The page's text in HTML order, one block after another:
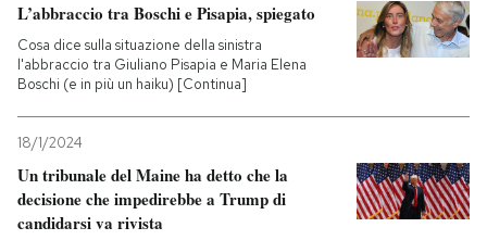
NEWSLETTER
I MIEI PREFERITI
SHOP
L’abbraccio tra Boschi e Pisapia, spiegato
Cosa dice sulla situazione della sinistra
l'abbraccio tra Giuliano Pisapia e Maria Elena
Boschi (e in più un haiku) [Continua]
18/1/2024
Un tribunale del Maine ha detto che la
decisione che impedirebbe a Trump di
candidarsi va rivista